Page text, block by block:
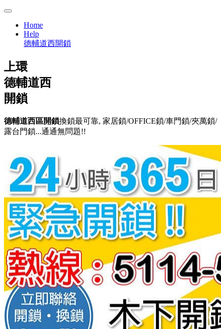
Home
Help
德輔道西開鎖
上環
德輔道西
開鎖
德輔道西區開鎖換鎖最可靠, 家居鎖/OFFICE鎖/車門鎖/夾萬鎖/
露台門鎖...通通無問題!!